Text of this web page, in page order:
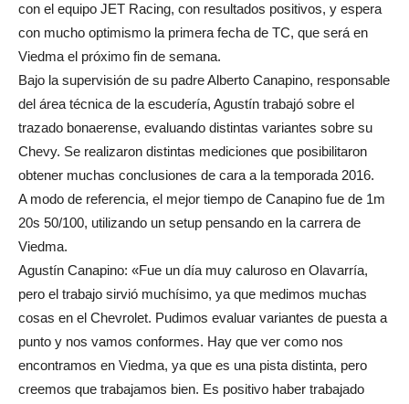
con el equipo JET Racing, con resultados positivos, y espera
con mucho optimismo la primera fecha de TC, que será en
Viedma el próximo fin de semana.
Bajo la supervisión de su padre Alberto Canapino, responsable
del área técnica de la escudería, Agustín trabajó sobre el
trazado bonaerense, evaluando distintas variantes sobre su
Chevy. Se realizaron distintas mediciones que posibilitaron
obtener muchas conclusiones de cara a la temporada 2016.
A modo de referencia, el mejor tiempo de Canapino fue de 1m
20s 50/100, utilizando un setup pensando en la carrera de
Viedma.
Agustín Canapino: «Fue un día muy caluroso en Olavarría,
pero el trabajo sirvió muchísimo, ya que medimos muchas
cosas en el Chevrolet. Pudimos evaluar variantes de puesta a
punto y nos vamos conformes. Hay que ver como nos
encontramos en Viedma, ya que es una pista distinta, pero
creemos que trabajamos bien. Es positivo haber trabajado